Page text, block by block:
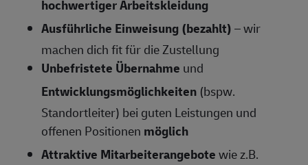
hochwertiger Arbeitskleidung
Ausführliche Einweisung (bezahlt)– wir
machen dich fit für die Zustellung
Unbefristete Übernahme und
Entwicklungsmöglichkeiten (bspw.
Standortleiter) bei guten Leistungen und
offenen Positionen möglich
Attraktive Mitarbeiterangebotewie z.B.